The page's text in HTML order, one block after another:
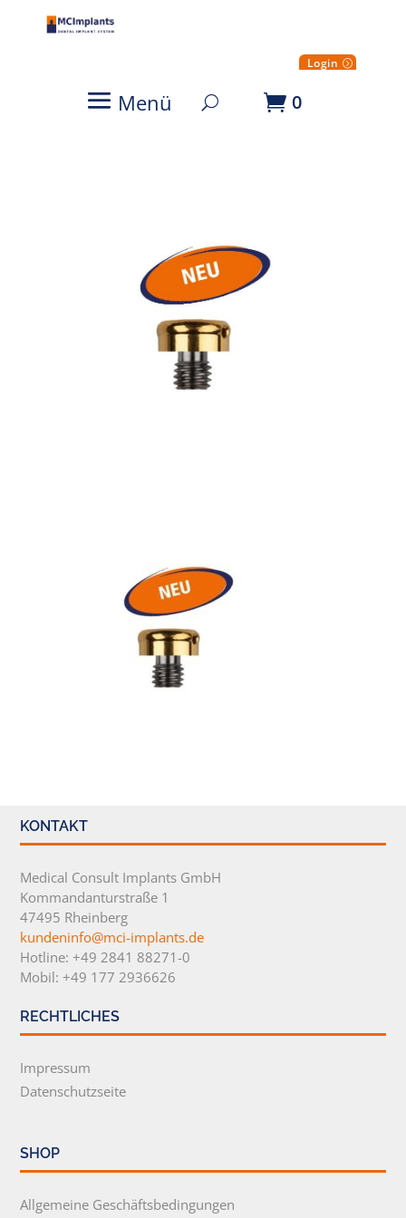
Login
Menü 0
KONTAKT
Medical Consult Implants GmbH
Kommandanturstraße 1
47495 Rheinberg
kundeninfo@mci-implants.de
Hotline: +49 2841 88271-0
Mobil: +49 177 2936626
RECHTLICHES
Impressum
Datenschutzseite
SHOP
Allgemeine Geschäftsbedingungen